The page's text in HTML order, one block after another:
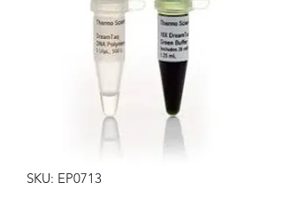
SKU: EP0713